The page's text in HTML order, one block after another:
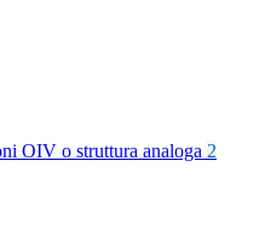
OIV o struttura analoga 2